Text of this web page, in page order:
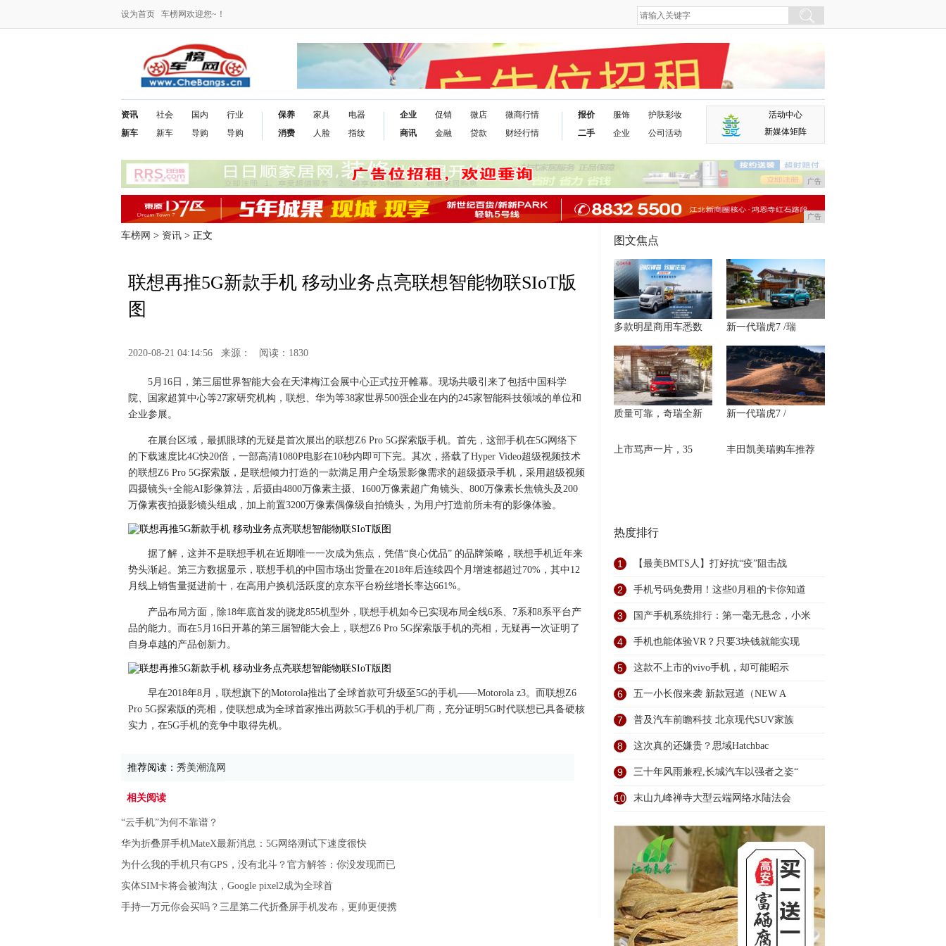
设为首页 车榜网欢迎您~！
资讯
新车
社会
新车
国内
导购
行业
导购
保养
消费
家具
人脸
电器
指纹
企业
商讯
促销
金融
微店
贷款
微商行情
财经行情
报价
二手
服饰
企业
护肤彩妆
公司活动
活动中心
新媒体矩阵
广告
广告
车榜网 > 资讯 > 正文
联想再推5G新款手机 移动业务点亮联想智能物联SIoT版
图
2020-08-21 04:14:56 来源： 阅读：1830
5月16日，第三届世界智能大会在天津梅江会展中心正式拉开帷幕。现场共吸引来了包括中国科学
院、国家超算中心等27家研究机构，联想、华为等38家世界500强企业在内的245家智能科技领域的单位和
企业参展。
在展台区域，最抓眼球的无疑是首次展出的联想Z6 Pro 5G探索版手机。首先，这部手机在5G网络下
的下载速度比4G快20倍，一部高清1080P电影在10秒内即可下完。其次，搭载了Hyper Video超级视频技术
的联想Z6 Pro 5G探索版，是联想倾力打造的一款满足用户全场景影像需求的超级摄录手机，采用超级视频
四摄镜头+全能AI影像算法，后摄由4800万像素主摄、1600万像素超广角镜头、800万像素长焦镜头及200
万像素夜拍摄影镜头组成，加上前置3200万像素偶像级自拍镜头，为用户打造前所未有的影像体验。
据了解，这并不是联想手机在近期唯一一次成为焦点，凭借“良心优品” 的品牌策略，联想手机近年来
势头渐起。第三方数据显示，联想手机的中国市场出货量在2018年后连续四个月增速都超过70%，其中12
月线上销售量挺进前十，在高用户换机活跃度的京东平台粉丝增长率达661%。
产品布局方面，除18年底首发的骁龙855机型外，联想手机如今已实现布局全线6系、7系和8系平台产
品的能力。而在5月16日开幕的第三届智能大会上，联想Z6 Pro 5G探索版手机的亮相，无疑再一次证明了
自身卓越的产品创新力。
早在2018年8月，联想旗下的Motorola推出了全球首款可升级至5G的手机——Motorola z3。而联想Z6
Pro 5G探索版的亮相，使联想成为全球首家推出两款5G手机的手机厂商，充分证明5G时代联想已具备硬核
实力，在5G手机的竞争中取得先机。
推荐阅读： 秀美潮流网
相关阅读
“云手机”为何不靠谱？
华为折叠屏手机MateX最新消息：5G网络测试下速度很快
为什么我的手机只有GPS，没有北斗？官方解答：你没发现而已
实体SIM卡将会被淘汰，Google pixel2成为全球首
手持一万元你会买吗？三星第二代折叠屏手机发布，更帅更便携
图文焦点
多款明星商用车悉数 新一代瑞虎7 /瑞
质量可靠，奇瑞全新 新一代瑞虎7 /
上市骂声一片，35 丰田凯美瑞购车推荐
热度排行
1 【最美BMTS人】打好抗“疫”阻击战
2 手机号码免费用！这些0月租的卡你知道
3 国产手机系统排行：第一毫无悬念，小米
4 手机也能体验VR？只要3块钱就能实现
5 这款不上市的vivo手机，却可能昭示
6 五一小长假来袭 新款冠道（NEW A
7 普及汽车前瞻科技 北京现代SUV家族
8 这次真的还嫌贵？思域Hatchbac
9 三十年风雨兼程,长城汽车以强者之姿“
10 末山九峰禅寺大型云端网络水陆法会